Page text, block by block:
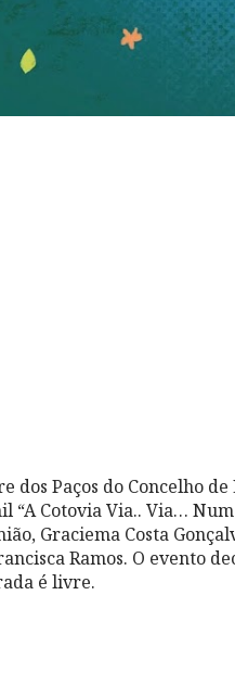
dos Paços do Concelho
“A Cotovia Via.. Via…
Graciema Costa
Ramos. O evento
é livre.